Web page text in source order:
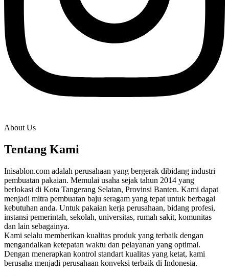
About Us
Tentang Kami
Inisablon.com adalah perusahaan yang bergerak dibidang industri
pembuatan pakaian. Memulai usaha sejak tahun 2014 yang
berlokasi di Kota Tangerang Selatan, Provinsi Banten. Kami dapat
menjadi mitra pembuatan baju seragam yang tepat untuk berbagai
kebutuhan anda. Untuk pakaian kerja perusahaan, bidang profesi,
instansi pemerintah, sekolah, universitas, rumah sakit, komunitas
dan lain sebagainya.
Kami selalu memberikan kualitas produk yang terbaik dengan
mengandalkan ketepatan waktu dan pelayanan yang optimal.
Dengan menerapkan kontrol standart kualitas yang ketat, kami
berusaha menjadi perusahaan konveksi terbaik di Indonesia.